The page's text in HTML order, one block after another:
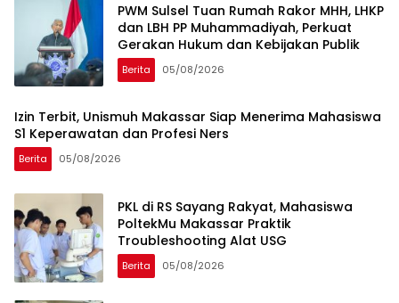
PWM Sulsel Tuan Rumah Rakor MHH, LHKP
dan LBH PP Muhammadiyah, Perkuat
Gerakan Hukum dan Kebijakan Publik
Berita 05/08/2026
Izin Terbit, Unismuh Makassar Siap Menerima Mahasiswa
S1 Keperawatan dan Profesi Ners
Berita 05/08/2026
PKL di RS Sayang Rakyat, Mahasiswa
PoltekMu Makassar Praktik
Troubleshooting Alat USG
Berita 05/08/2026